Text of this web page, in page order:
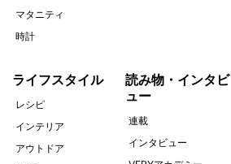
マタニティ
時計
ライフスタイル
レシピ
インテリア
アウトドア
読み物・インタビ
ュー
連載
インタビュー